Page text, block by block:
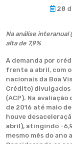
28
Na análise
alta de 7,9%
A demanda por
frente a abril, com
nacionais da Boa
Crédito) divulgados
(ACP). Na
de 2016 até maio
houve
abril), atingindo -
mesmo mês do ano